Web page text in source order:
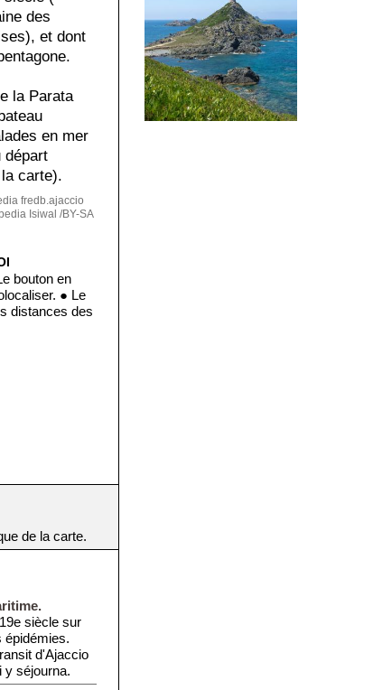
des
et dont
la Parata
en mer
départ
carte).
fredb.ajaccio
Isiwal /BY-SA
bouton en
● Le
distances des
de la carte.
siècle sur
épidémies.
d'Ajaccio
y séjourna.